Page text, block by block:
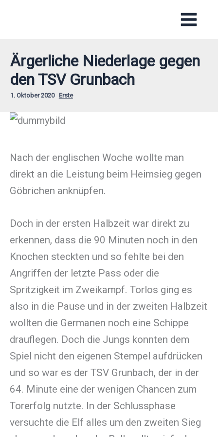
Ärgerliche Niederlage gegen
den TSV Grunbach
1. Oktober 2020 Erste
Nach der englischen Woche wollte man
direkt an die Leistung beim Heimsieg gegen
Göbrichen anknüpfen.
Doch in der ersten Halbzeit war direkt zu
erkennen, dass die 90 Minuten noch in den
Knochen steckten und so fehlte bei den
Angriffen der letzte Pass oder die
Spritzigkeit im Zweikampf. Torlos ging es
also in die Pause und in der zweiten Halbzeit
wollten die Germanen noch eine Schippe
drauflegen. Doch die Jungs konnten dem
Spiel nicht den eigenen Stempel aufdrücken
und so war es der TSV Grunbach, der in der
64. Minute eine der wenigen Chancen zum
Torerfolg nutzte. In der Schlussphase
versuchte die Elf alles um den zweiten Sieg